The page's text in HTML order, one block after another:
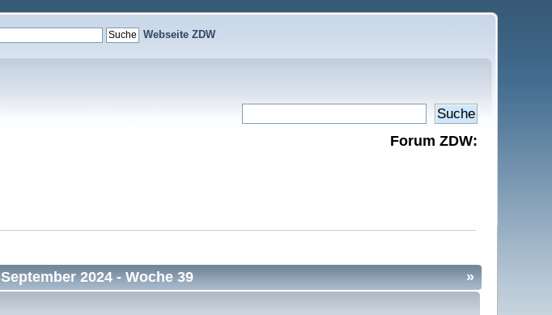
Webseite ZDW
Forum ZDW:
»
September 2024- Woche 39